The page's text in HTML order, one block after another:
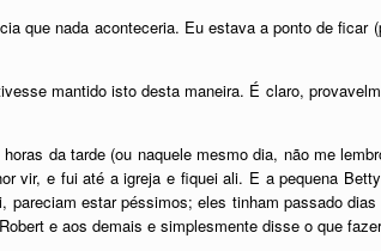
que nada aconteceria. Eu estava a ponto de ficar
mantido isto desta maneira. É claro,
da tarde (ou naquele mesmo dia, não me
vir, e fui até a igreja e fiquei ali. E a pequena
pareciam estar péssimos; eles tinham passado
e aos demais e simplesmente disse o que